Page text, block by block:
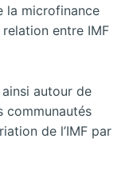
la microfinance
entre IMF
ainsi autour de
communautés
de l’IMF par